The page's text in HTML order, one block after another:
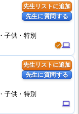
先生リストに追加
先生に質問する
verifiedcomputer
子供・特別
先生リストに追加
先生に質問する
computer
子供・特別